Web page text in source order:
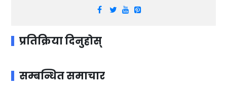
प्रतिक्रिया दिनुहोस्
सम्बन्धित समाचार